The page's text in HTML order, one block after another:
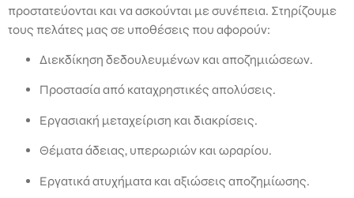
προστατεύονται και να ασκούνται με συνέπεια. Στηρίζουμε
τους πελάτες μας σε υποθέσεις που αφορούν:
Διεκδίκηση δεδουλευμένων και αποζημιώσεων.
Προστασία από καταχρηστικές απολύσεις.
Εργασιακή μεταχείριση και διακρίσεις.
Θέματα άδειας, υπερωριών και ωραρίου.
Εργατικά ατυχήματα και αξιώσεις αποζημίωσης.